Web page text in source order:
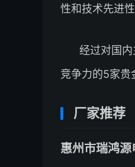
性和技术先进
经过对国
竞争力的5家贵
厂家推荐
惠州市瑞鸿